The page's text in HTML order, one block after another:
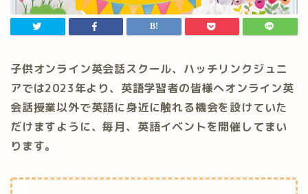
子供オンライン英会話スクール、ハッチリンクジュニ
アでは2023年より、英語学習者の皆様へオンライン英
会話授業以外で英語に身近に触れる機会を設けていた
だけますように、毎月、英語イベントを開催してまい
ります。